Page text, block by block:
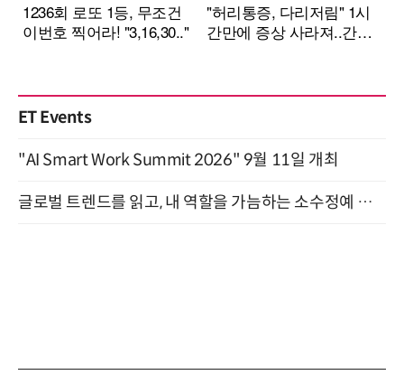
ET Events
"AI Smart Work Summit 2026" 9월 11일 개최
글로벌 트렌드를 읽고, 내 역할을 가늠하는 소수정예 실습 워크숍 (8/28)